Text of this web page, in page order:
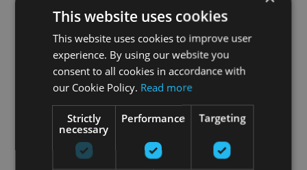
This website uses cookies
This website uses cookies to improve user
experience. By using our website you
consent to all cookies in accordance with
our Cookie Policy. Read more
Strictly
necessary
Performance Targeting